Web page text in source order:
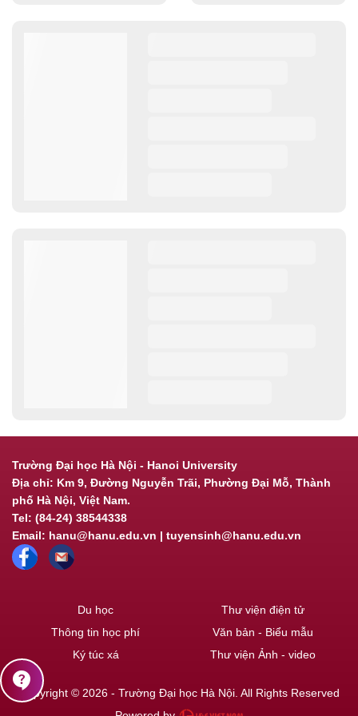
Trường Đại học Hà Nội - Hanoi University
Địa chỉ: Km 9, Đường Nguyễn Trãi, Phường Đại Mỗ, Thành
phố Hà Nội, Việt Nam.
Tel: (84-24) 38544338
Email: hanu@hanu.edu.vn | tuyensinh@hanu.edu.vn
Du học
Thông tin học phí
Ký túc xá
Thư viện điện tử
Văn bản - Biểu mẫu
Thư viện Ảnh - video
Copyright © 2026 - Trường Đại học Hà Nội. All Rights Reserved
contact_support